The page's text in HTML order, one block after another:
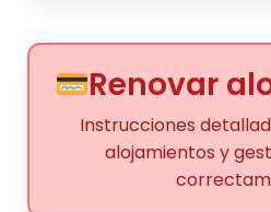
Renovar
Instrucciones
alojamientos y